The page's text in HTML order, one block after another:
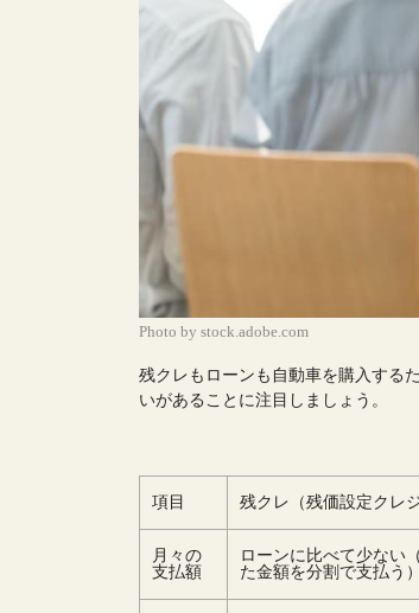
Photo by stock.adobe.com
残クレもローンも自動車を購入する
いがあることに注目しましょう。
項目 残クレ（残価設定クレ
月々の
支払額
ローンに比べて少ない
た金額を分割で支払う）